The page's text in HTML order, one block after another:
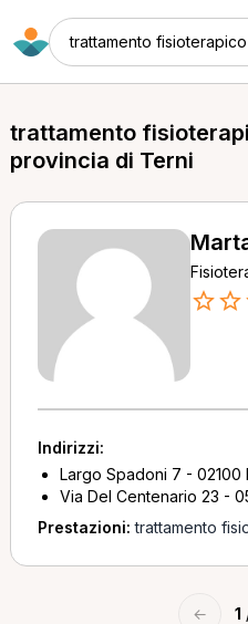
trattamento fisioterapico
trattamento
provincia di Terni
Indirizzi:
Largo Spadoni 7 - 02100
Via Del Centenario 23 -
Prestazioni:trattamento
← 1